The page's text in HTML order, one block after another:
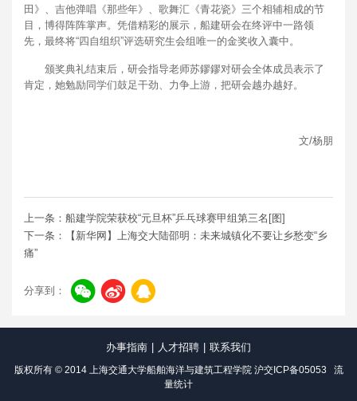
田》、吉他弹唱《那些年》、歌舞汇《青花瓷》三个相辅相成的节
目，博得阵阵掌声。凭借精彩的展示，船建研会在终评中一路领
先，最终将“四自组织”评选研究生会组唯一的金奖收入囊中。
颁奖典礼结束后，研会指导老师苏鏐鏐对研会全体成员表示了
肯定，她勉励同学们鼓足干劲、力争上游，把研会越办越好。
文/杨朋
上一条：船建学院荣获校“元旦杯”乒乓球赛甲组第三名[图]
下一条：【新华网】上海交大陆邵明：未来城镇化不要让乡愁变“乡
痛”
分享到：
办事指南 人才招聘 联系我们
版权所有 © 2014 上海交通大学船舶海洋与建筑工程学院 沪交ICP备05053
流
量统计